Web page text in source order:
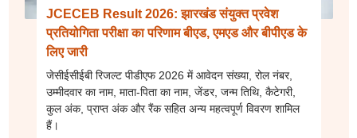
JCECEB Result 2026: झारखंड संयुक्त प्रवेश
प्रतियोगिता परीक्षा का परिणाम बीएड, एमएड और बीपीएड के
लिए जारी
जेसीईसीईबी रिजल्ट पीडीएफ 2026 में आवेदन संख्या, रोल नंबर,
उम्मीदवार का नाम, माता-पिता का नाम, जेंडर, जन्म तिथि, कैटेगरी,
कुल अंक, प्राप्त अंक और रैंक सहित अन्य महत्वपूर्ण विवरण शामिल
हैं।